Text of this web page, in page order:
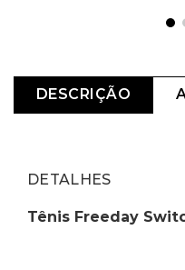
DESCRIÇÃO
DETALHES
Tênis Freeday